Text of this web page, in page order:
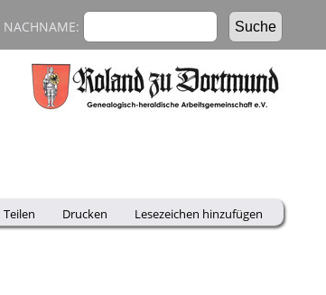
NACHNAME:
Teilen Drucken Lesezeichen hinzufügen